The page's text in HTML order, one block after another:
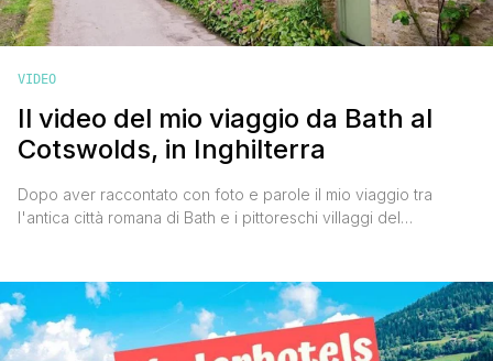
VIDEO
Il video del mio viaggio da Bath al
Cotswolds, in Inghilterra
Dopo aver raccontato con foto e parole il mio viaggio tra
l'antica città romana di Bath e i pittoreschi villaggi del
con un video. Ho cercato di concentrare tutto in meno di 3
minuti mostrandoti [']